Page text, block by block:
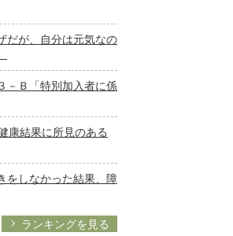
だが、自分は元気なの
－Ｂ「特別加入者に係
結果に所見のある
をしなかった結果、障
ランキングを見る